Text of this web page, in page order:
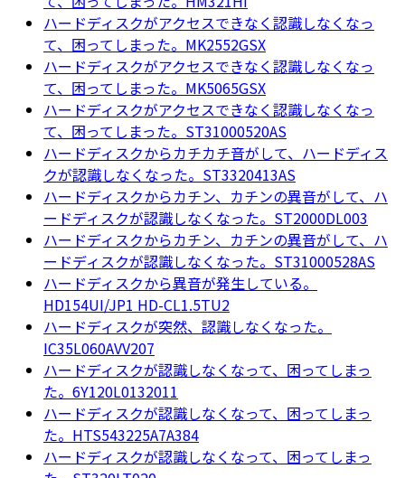
ハードディスクがアクセスできなく認識しなくなっ
て、困ってしまった。MK2552GSX
ハードディスクがアクセスできなく認識しなくなっ
て、困ってしまった。MK5065GSX
ハードディスクがアクセスできなく認識しなくなっ
て、困ってしまった。ST31000520AS
ハードディスクからカチカチ音がして、ハードディス
クが認識しなくなった。ST3320413AS
ハードディスクからカチン、カチンの異音がして、ハ
ードディスクが認識しなくなった。ST2000DL003
ハードディスクからカチン、カチンの異音がして、ハ
ードディスクが認識しなくなった。ST31000528AS
ハードディスクから異音が発生している。
HD154UI/JP1 HD-CL1.5TU2
ハードディスクが突然、認識しなくなった。
IC35L060AVV207
ハードディスクが認識しなくなって、困ってしまっ
た。6Y120L0132011
ハードディスクが認識しなくなって、困ってしまっ
た。HTS543225A7A384
ハードディスクが認識しなくなって、困ってしまっ